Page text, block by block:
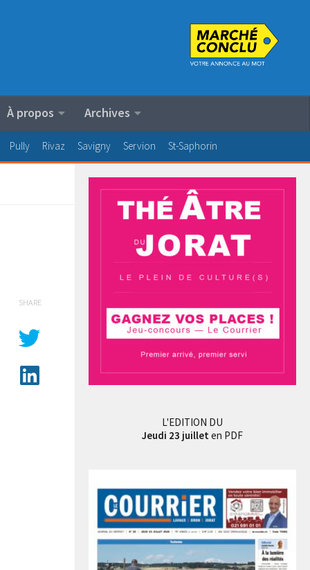
À propos Archives
Pully Rivaz Savigny Servion St-Saphorin
SHARE
L'EDITION DU
Jeudi 23 juillet en PDF